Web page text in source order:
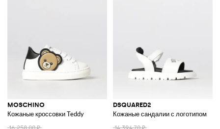
MOSCHINO
Кожаные кроссовки Teddy
DSQUARED2
Кожаные сандалии с логотипом